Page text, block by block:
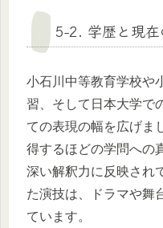
5-2. 学歴と現在
小石川中等教育学校や
習、そして日本大学で
ての表現の幅を広げま
得するほどの学問への
深い解釈力に反映され
た演技は、ドラマや舞
ています。